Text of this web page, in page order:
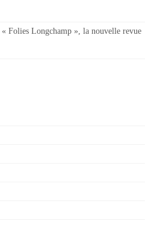
« Folies Longchamp », la nouvelle revue